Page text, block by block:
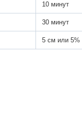
10 минут
30 минут
5 см или 5%